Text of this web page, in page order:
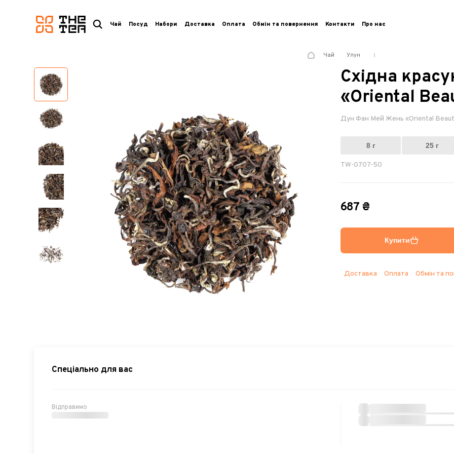
логотип
Чай Посуд Набори Доставка Оплата Обмін та повернення Контакти Про нас
Чай Улун
Східна
«Oriental
Дун Фан Мей Жень «Oriental
8 г 25 г
TW-0707-50
687 ₴
Купити
Доставка Оплата Обмін та
Спеціально для вас
Відправимо